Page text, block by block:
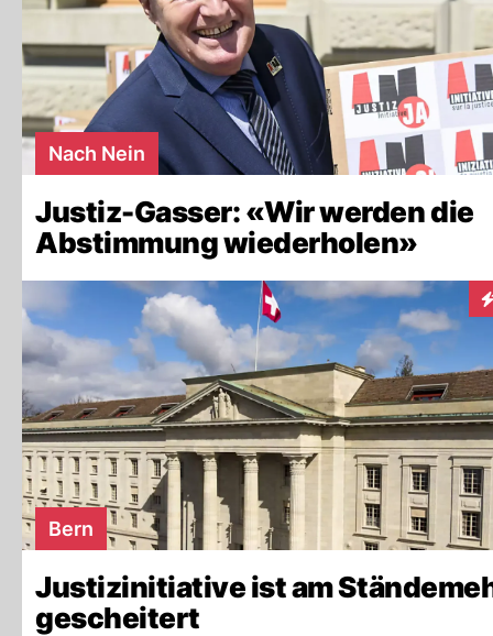
Nach Nein
Justiz-Gasser: «Wir werden die
Abstimmung wiederholen»
Bern
Justizinitiative ist am
gescheitert